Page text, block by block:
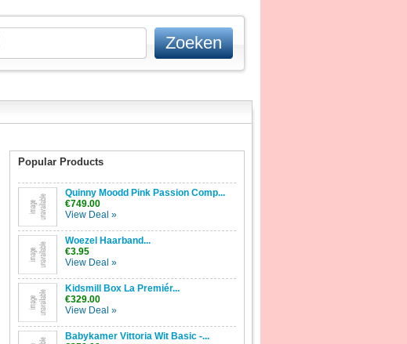
Popular Products
Quinny Moodd Pink Passion Comp...
€749.00
View Deal »
Woezel Haarband...
€3.95
View Deal »
Kidsmill Box La Premiér...
€329.00
View Deal »
Babykamer Vittoria Wit Basic -...